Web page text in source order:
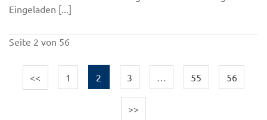
Eingeladen [...]
Seite 2 von 56
<< 1 2 3 55 56
>>